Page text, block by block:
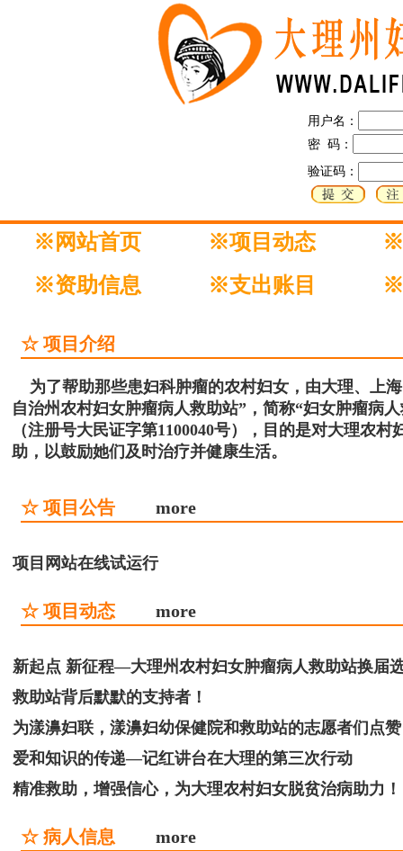
用户名：
密 码：
验证码：
※网站首页 ※项目动态
※
※资助信息
※支出账目 ※
☆ 项目介绍
为了帮助那些患妇科肿瘤的农村妇女，由大理、上
自治州农村妇女肿瘤病人救助站”，简称“妇女肿瘤病
（注册号大民证字第1100040号），目的是对大理农
助，以鼓励她们及时治疗并健康生活。
☆ 项目公告 more
项目网站在线试运行
☆ 项目动态 more
新起点 新征程—大理州农村妇女肿瘤病人救助站换届
救助站背后默默的支持者！
为漾濞妇联，漾濞妇幼保健院和救助站的志愿者们点
爱和知识的传递—记红讲台在大理的第三次行动
精准救助，增强信心，为大理农村妇女脱贫治病助力！
☆ 病人信息 more